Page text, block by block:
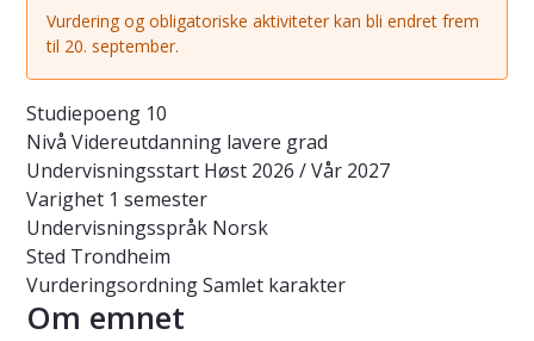
Vurdering og obligatoriske aktiviteter kan bli endret frem
til 20. september.
Studiepoeng 10
Nivå Videreutdanning lavere grad
Undervisningsstart Høst 2026 / Vår 2027
Varighet 1 semester
Undervisningsspråk Norsk
Sted Trondheim
VurderingsordningSamlet karakter
Om emnet